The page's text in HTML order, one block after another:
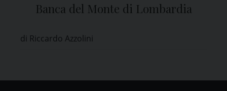
Banca del Monte di Lombardia
di Riccardo Azzolini